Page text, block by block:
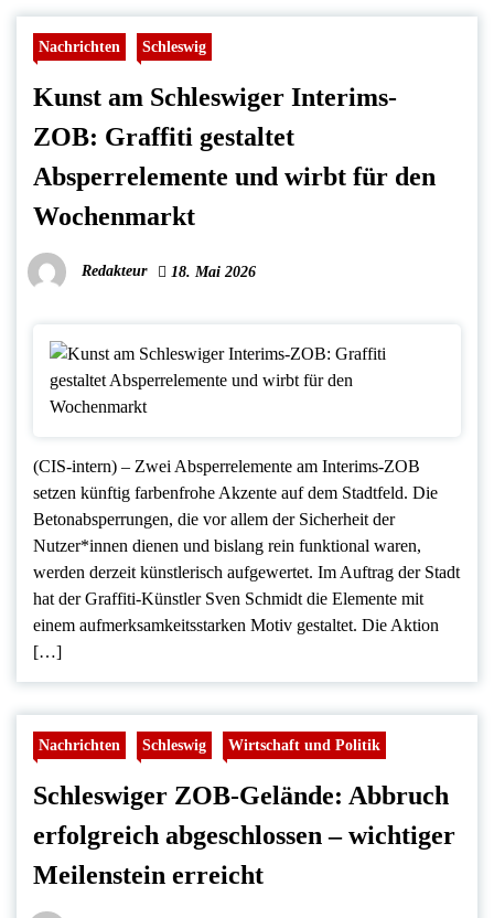
Nachrichten Schleswig
Kunst am Schleswiger Interims-
ZOB: Graffiti gestaltet
Absperrelemente und wirbt für den
Wochenmarkt
Redakteur 18. Mai 2026
(CIS-intern) – Zwei Absperrelemente am Interims-ZOB
setzen künftig farbenfrohe Akzente auf dem Stadtfeld. Die
Betonabsperrungen, die vor allem der Sicherheit der
Nutzer*innen dienen und bislang rein funktional waren,
werden derzeit künstlerisch aufgewertet. Im Auftrag der Stadt
hat der Graffiti-Künstler Sven Schmidt die Elemente mit
einem aufmerksamkeitsstarken Motiv gestaltet. Die Aktion
[…]
Nachrichten Schleswig Wirtschaft und Politik
Schleswiger ZOB-Gelände: Abbruch
erfolgreich abgeschlossen – wichtiger
Meilenstein erreicht